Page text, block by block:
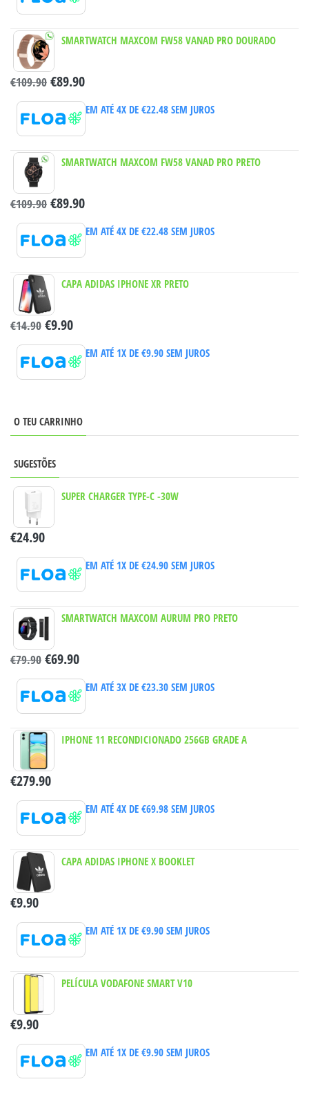
SMARTWATCH MAXCOM FW58 VANAD PRO DOURADO
€109.90 €89.90
EM ATÉ 4X DE €22.48SEM JUROS
SMARTWATCH MAXCOM FW58 VANAD PRO PRETO
€109.90 €89.90
EM ATÉ 4X DE €22.48SEM JUROS
CAPA ADIDAS IPHONE XR PRETO
€14.90 €9.90
EM ATÉ 1X DE €9.90SEM JUROS
O TEU CARRINHO
SUGESTÕES
SUPER CHARGER TYPE-C -30W
€24.90
EM ATÉ 1X DE €24.90SEM JUROS
SMARTWATCH MAXCOM AURUM PRO PRETO
€79.90 €69.90
EM ATÉ 3X DE €23.30SEM JUROS
IPHONE 11 RECONDICIONADO 256GB GRADE A
€279.90
EM ATÉ 4X DE €69.98SEM JUROS
CAPA ADIDAS IPHONE X BOOKLET
€9.90
EM ATÉ 1X DE €9.90SEM JUROS
PELÍCULA VODAFONE SMART V10
€9.90
EM ATÉ 1X DE €9.90SEM JUROS